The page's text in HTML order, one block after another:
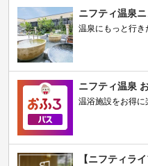
ニフティ温泉
温泉にもっと行き
ニフティ温泉
温浴施設をお得に
【ニフティラ